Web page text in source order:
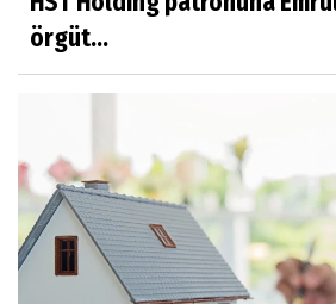
örgüt...